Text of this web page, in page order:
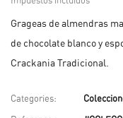
Grageas de almendras
de chocolate blanco y
Crackania Tradicional.
Categories: